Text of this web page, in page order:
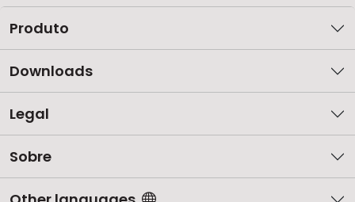
Produto
Downloads
Legal
Sobre